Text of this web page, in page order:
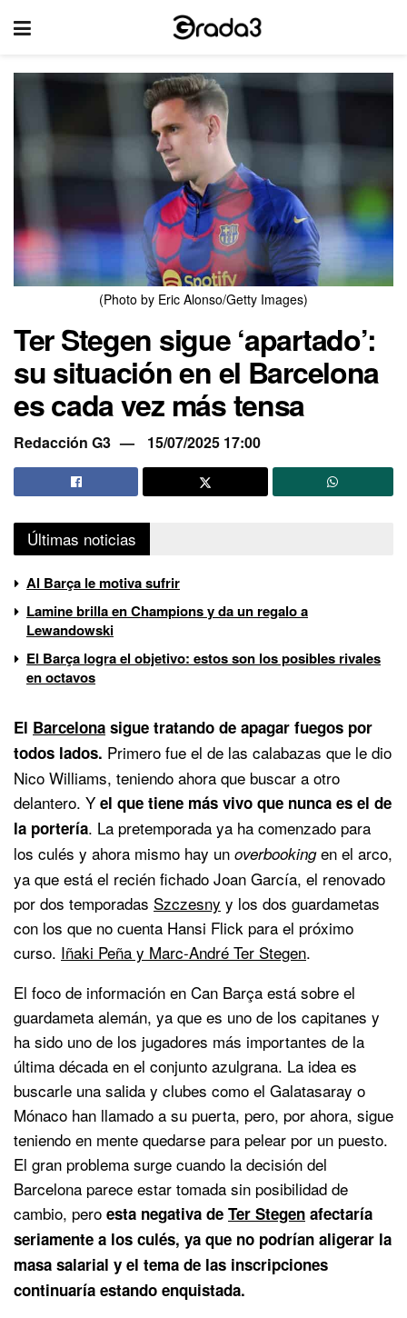
(Photo by Eric Alonso/Getty Images)
Ter Stegen sigue ‘apartado’:
su situación en el Barcelona
es cada vez más tensa
Redacción G3 15/07/2025 17:00
Últimas noticias
Al Barça le motiva sufrir
Lamine brilla en Champions y da un regalo a
Lewandowski
El Barça logra el objetivo: estos son los posibles rivales
en octavos
El Barcelona sigue tratando de apagar fuegos por
todos lados. Primero fue el de las calabazas que le dio
Nico Williams, teniendo ahora que buscar a otro
delantero. Y el que tiene más vivo que nunca es el de
la portería. La pretemporada ya ha comenzado para
los culés y ahora mismo hay un overbookingen el arco,
ya que está el recién fichado Joan García, el renovado
por dos temporadas Szczesny y los dos guardametas
con los que no cuenta Hansi Flick para el próximo
curso. Iñaki Peña y Marc-André Ter Stegen.
El foco de información en Can Barça está sobre el
guardameta alemán, ya que es uno de los capitanes y
ha sido uno de los jugadores más importantes de la
última década en el conjunto azulgrana. La idea es
buscarle una salida y clubes como el Galatasaray o
Mónaco han llamado a su puerta, pero, por ahora, sigue
teniendo en mente quedarse para pelear por un puesto.
El gran problema surge cuando la decisión del
Barcelona parece estar tomada sin posibilidad de
cambio, pero esta negativa de Ter Stegen afectaría
seriamente a los culés, ya que no podrían aligerar la
masa salarial y el tema de las inscripciones
continuaría estando enquistada.